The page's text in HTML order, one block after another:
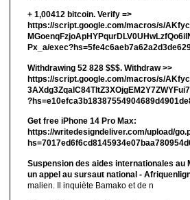
+ 1,00412 bitсоin. Verify =>
https://script.google.com/macros/s/
Px_a/
Withdrawing 52 828 $$$. Withdrаw >>
https://script.google.com/macros/s/
Get free iPhone 14 Pro Max:
https://writedesigndeliver.com/upload/
Suspension des aides internationales au
un appel au sursaut national -
malien. Il inquiète Bamako et de n